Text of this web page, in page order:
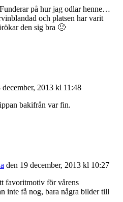
på hur jag odlar henne…
och platsen har varit
den sig bra 🙂
december, 2013 kl 11:48
bakifrån var fin.
den 19 december, 2013 kl 10:27
favoritmotiv för vårens
inte få nog, bara några bilder till